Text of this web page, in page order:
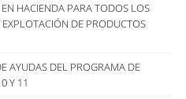
HACIENDA PARA TODOS LOS
DE PRODUCTOS
AYUDAS DEL PROGRAMA DE
Y 11